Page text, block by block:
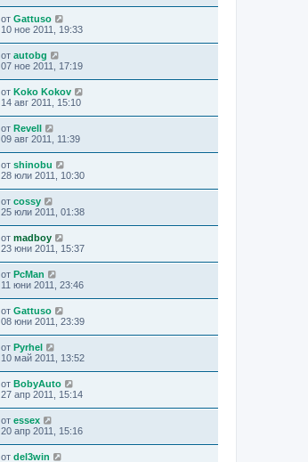
от Gattuso
10 ное 2011, 19:33
от autobg
07 ное 2011, 17:19
от Koko Kokov
14 авг 2011, 15:10
от Revell
09 авг 2011, 11:39
от shinobu
28 юли 2011, 10:30
от cossy
25 юли 2011, 01:38
от madboy
23 юни 2011, 15:37
от PcMan
11 юни 2011, 23:46
от Gattuso
08 юни 2011, 23:39
от Pyrhel
10 май 2011, 13:52
от BobyAuto
27 апр 2011, 15:14
от essex
20 апр 2011, 15:16
от del3win